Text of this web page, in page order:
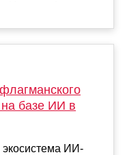
базе ИИ в
экосистема ИИ-